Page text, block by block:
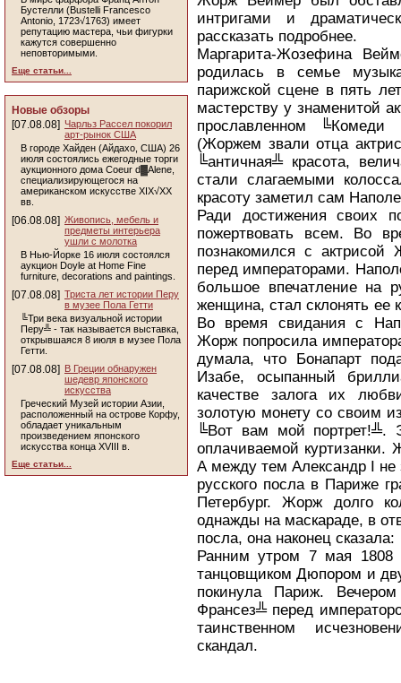
Бустелли (Bustelli Francesco
Antonio, 1723√1763) имеет
репутацию мастера, чьи фигурки
кажутся совершенно
неповторимыми.
Еще статьи...
Новые обзоры
[07.08.08] Чарльз Рассел покорил
арт-рынок США
В городе Хайден (Айдахо, США) 26
июля состоялись ежегодные торги
аукционного дома Coeur d▓Alene,
специализирующегося на
американском искусстве XIX√XX
вв.
[06.08.08] Живопись, мебель и
предметы интерьера
ушли с молотка
В Нью-Йорке 16 июля состоялся
аукцион Doyle at Home Fine
furniture, decorations and paintings.
[07.08.08] Триста лет истории Перу
в музее Пола Гетти
╚Три века визуальной истории
Перу╩ - так называется выставка,
открывшаяся 8 июля в музее Пола
Гетти.
[07.08.08] В Греции обнаружен
шедевр японского
искусства
Греческий Музей истории Азии,
расположенный на острове Корфу,
обладает уникальным
произведением японского
искусства конца XVIII в.
Еще статьи...
интригами и
рассказать подробнее.
Маргарита-Жозефина
родилась в семье
парижской сцене в пять
мастерству у знаменитой
прославленном
(Жоржем звали отца
╚античная╩ красота,
стали слагаемыми
красоту заметил сам
Ради достижения своих
пожертвовать всем. Во
познакомился с
перед императорами.
большое впечатление на
женщина, стал склонять ее
Во время свидания с
Жорж попросила
думала, что Бонапарт
Изабе, осыпанный
качестве залога их
золотую монету со своим
╚Вот вам мой портрет!╩.
оплачиваемой
А между тем Александр I не
русского посла в Париже
Петербург. Жорж долго
однажды на маскараде, в
посла, она наконец
Ранним утром 7 мая 1808
танцовщиком Дюпором и
покинула Париж.
Франсез╩ перед
таинственном
скандал.